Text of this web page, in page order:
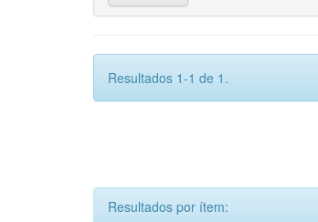
Resultados 1-1 de 1.
Resultados por ítem: